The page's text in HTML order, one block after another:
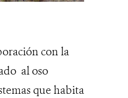
con la
al oso
que habita